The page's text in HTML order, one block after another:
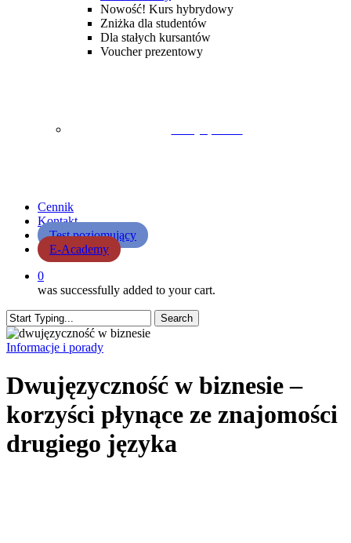
Nowość! Kurs hybrydowy
Zniżka dla studentów
Dla stałych kursantów
Voucher prezentowy
Cennik
Kontakt
Test poziomujący
E-Academy
0
was successfully added to your cart.
Search
Close
Search
Informacje i porady
Dwujęzyczność w biznesie –
korzyści płynące ze znajomości
drugiego języka